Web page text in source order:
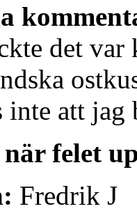
det var
inte att
felet
Fredrik J